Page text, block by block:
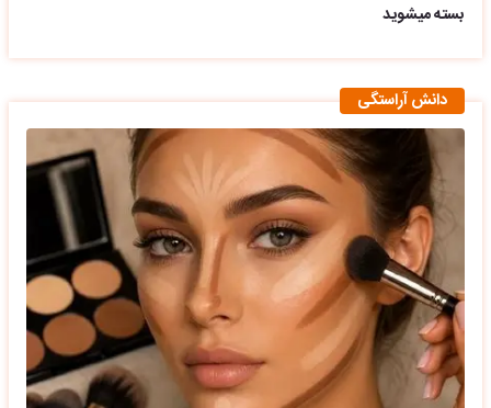
بسته میشوید
دانش آراستگی